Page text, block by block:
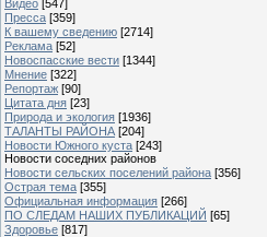
Видео [547]
Пресса [359]
К вашему сведению [2714]
Реклама [52]
Новоспасские вести [1344]
Мнение [322]
Репортаж [90]
Цитата дня [23]
Природа и экология [1936]
ТАЛАНТЫ РАЙОНА [204]
Новости Южного куста [243]
Новости соседних районов
Новости сельских поселений района [356]
Острая тема [355]
Официальная информация [266]
ПО СЛЕДАМ НАШИХ ПУБЛИКАЦИЙ [65]
Здоровье [817]